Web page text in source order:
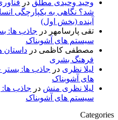
وحید وحیدی مطلق در
آینده (بخش اول)
تقی پارسامهر در جاذب ها:
سیستم های آشوبناک
مصطفی کاظمی در داستان
فرهنگ بشری
لیلا نظری در جاذب ها: بستر
های آشوبناک
لیلا نظری منش در جاذب ها:
سیستم های آشوبناک
Categories